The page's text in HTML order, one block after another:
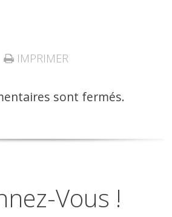
IMPRIMER
sont fermés.
Vous !